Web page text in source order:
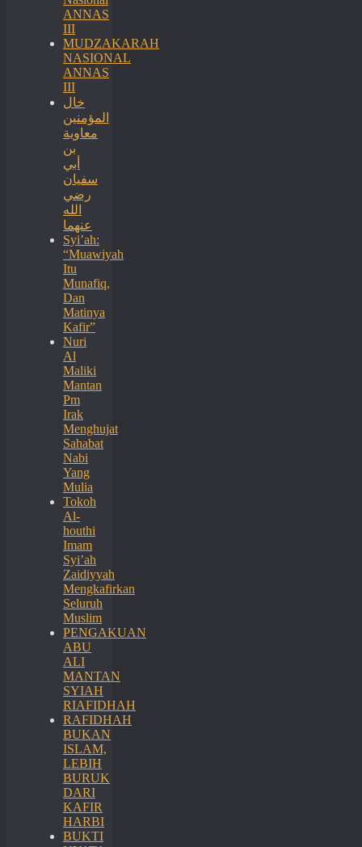
ANNAS
III
MUDZAKARAH
NASIONAL
ANNAS
III
خال
المؤمنين
معاوية
بن
أبي
سفيان
رضي
الله
عنهما
Syi’ah:
“Muawiyah
Itu
Munafiq,
Dan
Matinya
Kafir”
Nuri
Al
Maliki
Mantan
Pm
Irak
Menghujat
Sahabat
Nabi
Yang
Mulia
Tokoh
Al-
houthi
Imam
Syi’ah
Zaidiyyah
Mengkafirkan
Seluruh
Muslim
PENGAKUAN
ABU
ALI
MANTAN
SYIAH
RIAFIDHAH
RAFIDHAH
BUKAN
ISLAM,
LEBIH
BURUK
DARI
KAFIR
HARBI
BUKTI